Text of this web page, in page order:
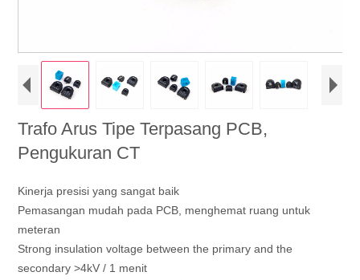
Trafo Arus Tipe Terpasang PCB,
Pengukuran CT
Kinerja presisi yang sangat baik
Pemasangan mudah pada PCB, menghemat ruang untuk
meteran
Strong insulation voltage between the primary and the
secondary >4kV / 1 menit